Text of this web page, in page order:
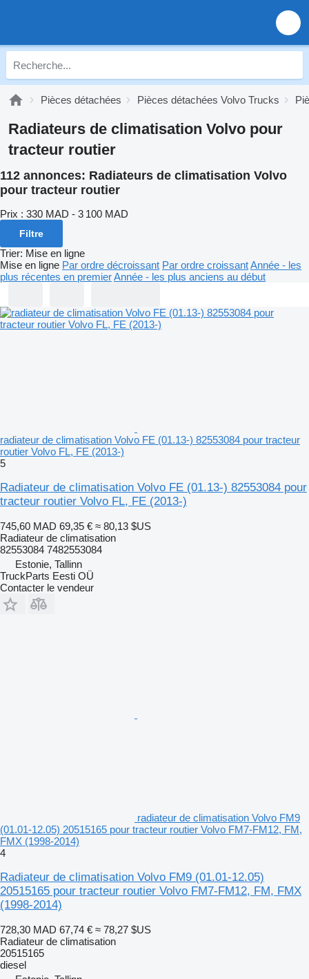
Pièces détachées Pièces détachées Volvo Trucks
Radiateurs de climatisation Volvo pour
tracteur routier
112 annonces: Radiateurs de climatisation Volvo
pour tracteur routier
Prix : 330 MAD - 3 100 MAD
Filtre
Trier: Mise en ligne
Mise en ligne Par ordre décroissant Par ordre croissantAnnée - les
plus récentes en premierAnnée - les plus anciens au début
radiateur de climatisation Volvo FE (01.13-) 82553084 pour tracteur
routier Volvo FL, FE (2013-)
5
Radiateur de climatisation Volvo FE (01.13-) 82553084 pour
tracteur routier Volvo FL, FE (2013-)
745,60 MAD 69,35 € ≈ 80,13 $US
Radiateur de climatisation
82553084 7482553084
Estonie, Tallinn
TruckParts Eesti OÜ
Contacter le vendeur
radiateur de climatisation Volvo FM9
(01.01-12.05) 20515165 pour tracteur routier Volvo FM7-FM12, FM,
FMX (1998-2014)
4
Radiateur de climatisation Volvo FM9 (01.01-12.05)
20515165 pour tracteur routier Volvo FM7-FM12, FM, FMX
(1998-2014)
728,30 MAD 67,74 € ≈ 78,27 $US
Radiateur de climatisation
20515165
diesel